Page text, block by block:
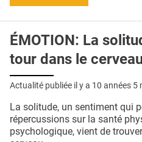
CRÉDITS
ÉMOTION: La
tour dans le
Actualité publiée il y a 10 années 5
La solitude, un sentiment qui
répercussions sur la santé
psychologique, vient de